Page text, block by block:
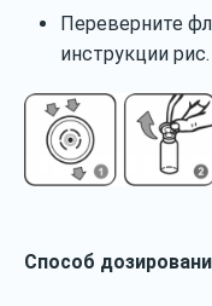
Переверните
инструкции рис.
Способ